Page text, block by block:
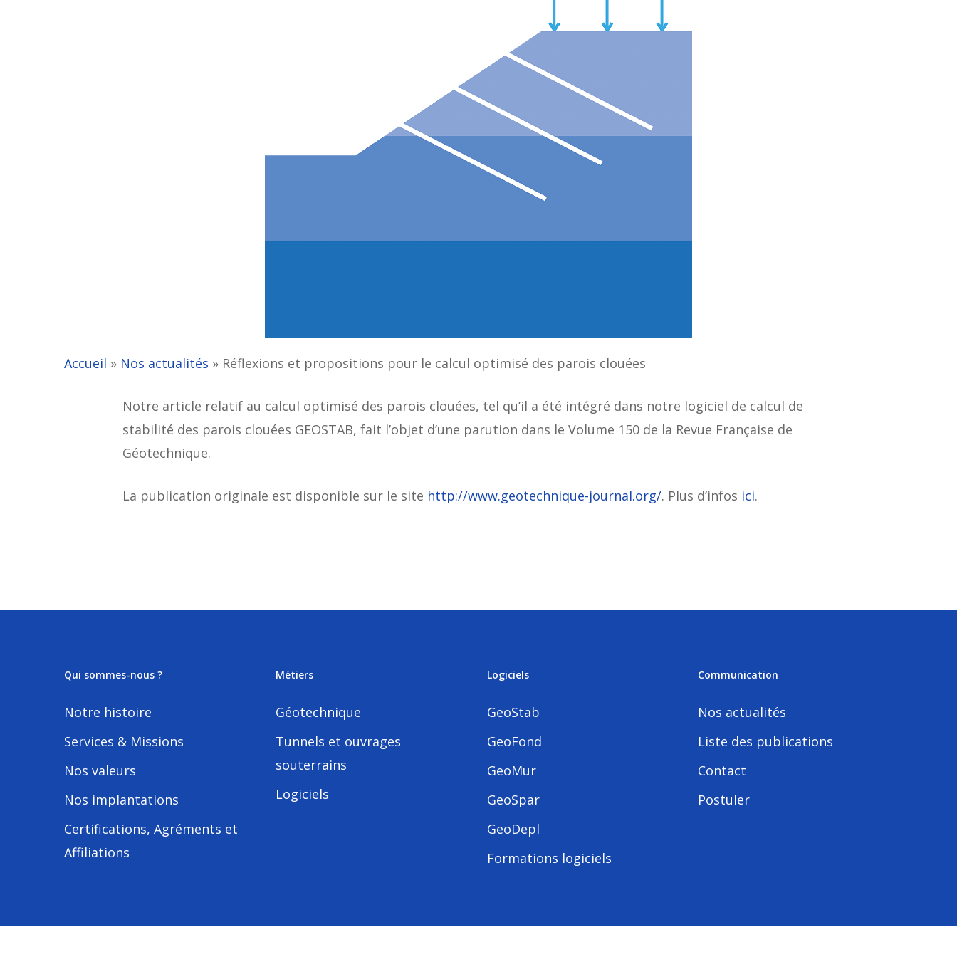
Accueil » Nos actualités » Réflexions et propositions pour le calcul optimisé des parois clouées
Notre article relatif au calcul optimisé des parois clouées, tel qu’il a été intégré dans notre logiciel de calcul de
stabilité des parois clouées GEOSTAB, fait l’objet d’une parution dans le Volume 150 de la Revue Française de
Géotechnique.
La publication originale est disponible sur le site http://www.geotechnique-journal.org/. Plus d’infos ici.
Qui sommes-nous ?
Notre histoire
Services & Missions
Nos valeurs
Nos implantations
Certifications, Agréments et
Affiliations
Métiers
Géotechnique
Tunnels et ouvrages
souterrains
Logiciels
Logiciels
GeoStab
GeoFond
GeoMur
GeoSpar
GeoDepl
Formations logiciels
Communication
Nos actualités
Liste des publications
Contact
Postuler